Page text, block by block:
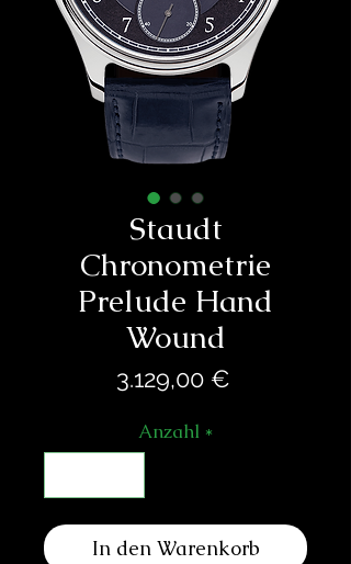
Staudt
Chronometrie
Prelude Hand
Wound
3.129,00 €Preis
Anzahl *
In den Warenkorb